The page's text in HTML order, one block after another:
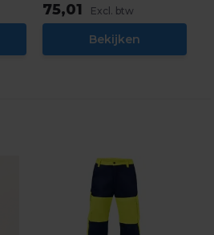
75,01 Excl. btw
Bekijken